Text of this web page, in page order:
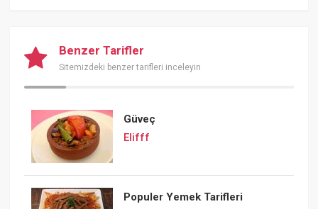
Benzer Tarifler
Sitemizdeki benzer tarifleri inceleyin
Güveç
Elifff
Populer Yemek Tarifleri